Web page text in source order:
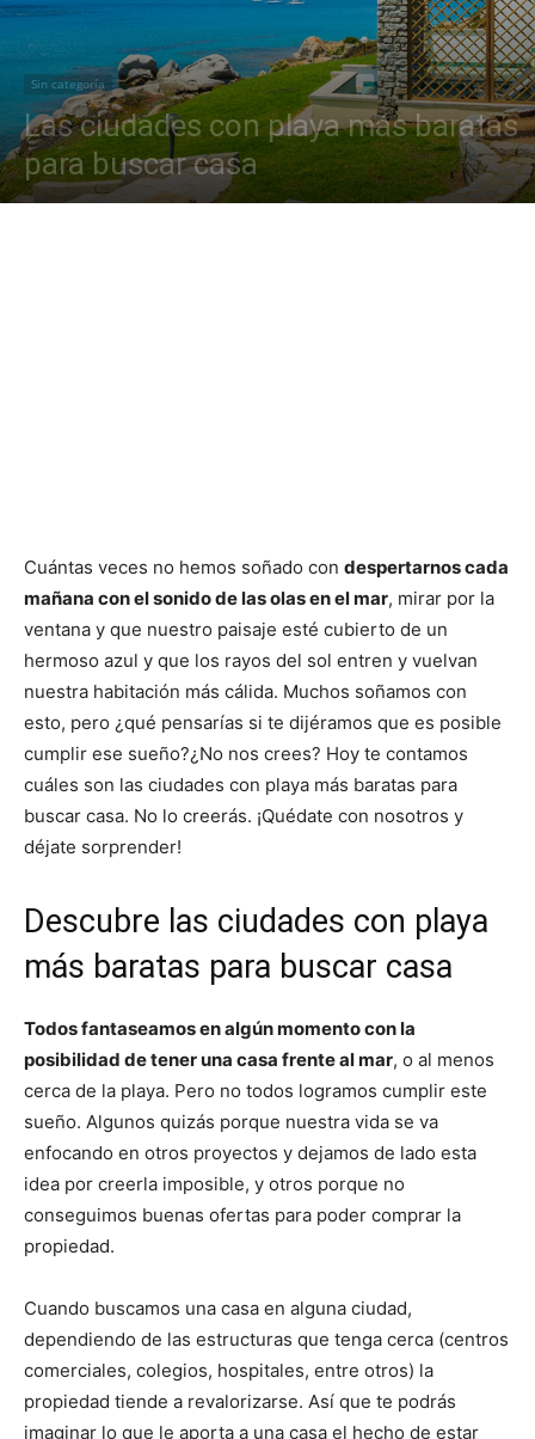
Sin categoría
Las ciudades con playa más baratas
para buscar casa
Cuántas veces no hemos soñado con despertarnos cada
mañana con el sonido de las olas en el mar, mirar por la
ventana y que nuestro paisaje esté cubierto de un
hermoso azul y que los rayos del sol entren y vuelvan
nuestra habitación más cálida. Muchos soñamos con
esto, pero ¿qué pensarías si te dijéramos que es posible
cumplir ese sueño?¿No nos crees? Hoy te contamos
cuáles son las ciudades con playa más baratas para
buscar casa. No lo creerás. ¡Quédate con nosotros y
déjate sorprender!
Descubre las ciudades con playa
más baratas para buscar casa
Todos fantaseamos en algún momento con la
posibilidad de tener una casa frente al mar, o al menos
cerca de la playa. Pero no todos logramos cumplir este
sueño. Algunos quizás porque nuestra vida se va
enfocando en otros proyectos y dejamos de lado esta
idea por creerla imposible, y otros porque no
conseguimos buenas ofertas para poder comprar la
propiedad.
Cuando buscamos una casa en alguna ciudad,
dependiendo de las estructuras que tenga cerca (centros
comerciales, colegios, hospitales, entre otros) la
propiedad tiende a revalorizarse. Así que te podrás
imaginar lo que le aporta a una casa el hecho de estar